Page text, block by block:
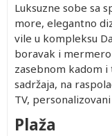
Luksuzne sobe sa
more, elegantno
vile u kompleksu
boravak i
zasebnom kadom i
sadržaja, na
TV,
Plaža
Single
Prvo
dete 0-
1.99
god.
Besplatno
Besplatno
Besplatno
Besplatno
Prvo
dete 2-
4.99
god.
290.00
290.00
290.00